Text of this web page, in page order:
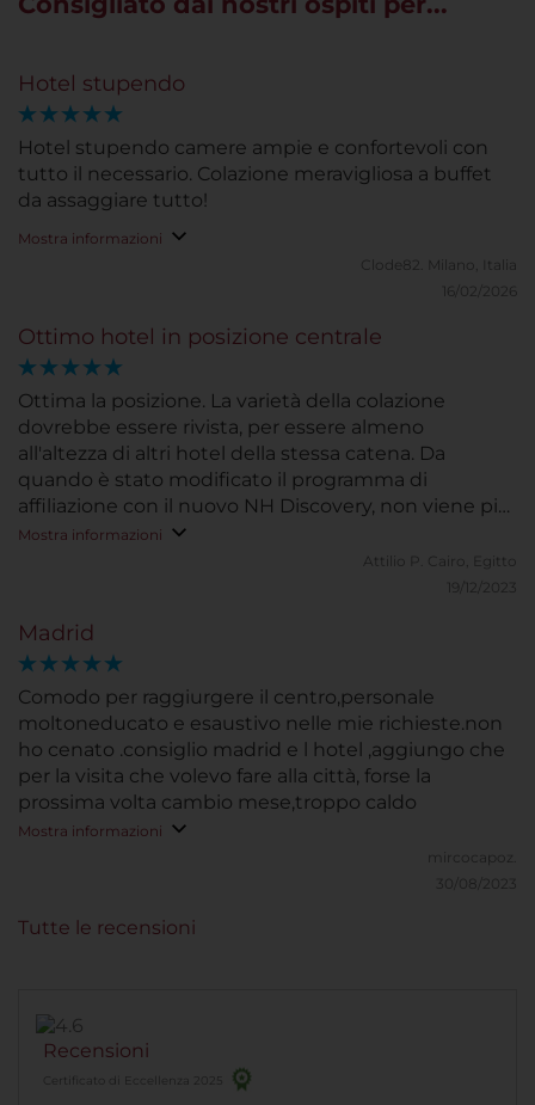
Hotel stupendo
Hotel stupendo camere ampie e confortevoli con
tutto il necessario. Colazione meravigliosa a buffet
da assaggiare tutto!
Mostra informazioni
Clode82.
Milano, Italia
16/02/2026
Ottimo hotel in posizione centrale
Ottima la posizione. La varietà della colazione
dovrebbe essere rivista, per essere almeno
all'altezza di altri hotel della stessa catena. Da
quando è stato modificato il programma di
affiliazione con il nuovo NH Discovery, non viene più
riconosciuto lo stato al check-in.
Mostra informazioni
Attilio P.
Cairo, Egitto
19/12/2023
Madrid
Comodo per raggiurgere il centro,personale
moltoneducato e esaustivo nelle mie richieste.non
ho cenato .consiglio madrid e l hotel ,aggiungo che
per la visita che volevo fare alla città, forse la
prossima volta cambio mese,troppo caldo
Mostra informazioni
mircocapoz.
30/08/2023
Recensioni
Certificato di Eccellenza 2025
Tutte le recensioni